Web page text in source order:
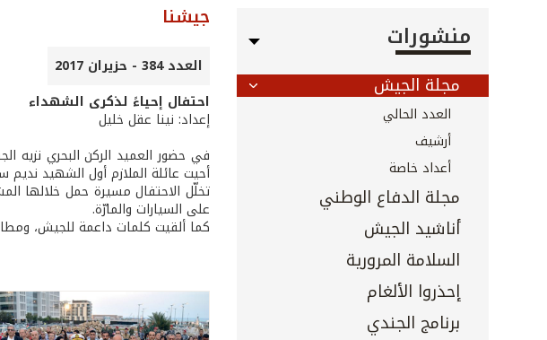
منشورات
مجلة الجيش
العدد الحالي
أرشيف
أعداد خاصة
مجلة الدفاع الوطني
أناشيد الجيش
السلامة المرورية
إحذروا الألغام
برنامج الجندي
جيشنا
العدد 384 - حزيران 2017
احتفال إحياءً لذكرى الشهداء
إعداد: نينا عقل خليل
في حضور العميد الركن البحري نزيه
أحيت عائلة الملازم أول الشهيد
تخلّل الاحتفال مسيرة حمل خلالها
على السيارات والمارّة.
كما ألقيت كلمات داعمة للجيش،